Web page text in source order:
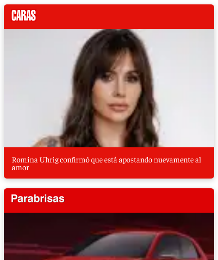
Romina Uhrig confirmó que está apostando nuevamente al
amor